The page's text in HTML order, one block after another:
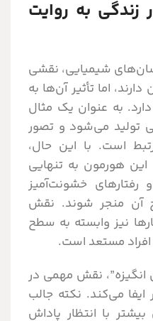
به روایت
شیمیایی، نقشی
اما تأثیر آن‌ها به
به عنوان یک مثال
تولید می‌شود و تصور
است. با این حال،
هورمون به تنهایی
خشونت‌آمیز
آن منجر شوند. نقش
نیز وابسته به سطح
مستعد است.
انگیزه”، نقش مهمی در
می‌کند. نکته جالب
با انتظار پاداش